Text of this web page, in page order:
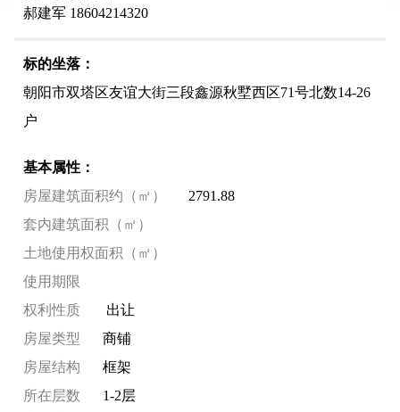
郝建军 18604214320
标的坐落：
朝阳市双塔区友谊大街三段鑫源秋墅西区71号北数14-26
户
基本属性：
房屋建筑面积约（㎡）
2791.88
套内建筑面积（㎡）
土地使用权面积（㎡）
使用期限
权利性质
出让
房屋类型
商铺
房屋结构
框架
所在层数
1-2层